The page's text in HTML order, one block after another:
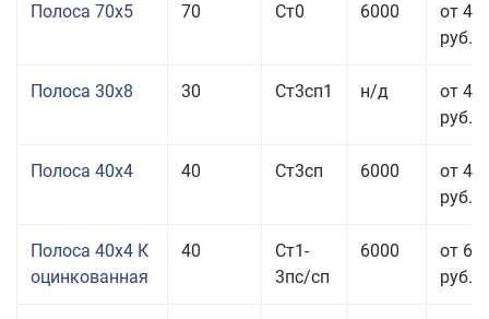
Полоса 70x5 70 Ст0 6000
от 45
руб.
Полоса 30x8 30 Ст3сп1 н/д
от 44
руб.
Полоса 40x4 40 Ст3сп 6000
от 43
руб.
Полоса 40x4 К
оцинкованная
40
Ст1-
3пс/сп
6000
от 68
руб.